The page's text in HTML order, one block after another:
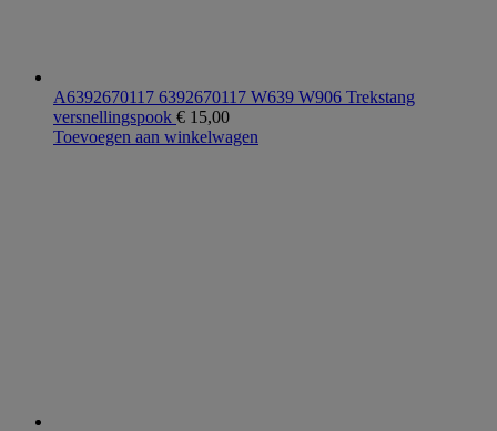
A6392670117 6392670117 W639 W906 Trekstang
versnellingspook € 15,00
Toevoegen aan winkelwagen